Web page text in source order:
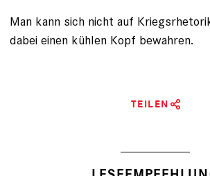
Man kann sich nicht auf
dabei einen kühlen Kopf bewahren.
TEILEN